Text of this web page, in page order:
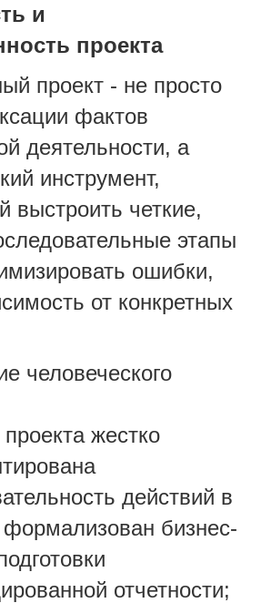
и
проекта
проект - не просто
фактов
деятельности, а
инструмент,
выстроить четкие,
этапы
ошибки,
от конкретных
человеческого
жестко
действий в
бизнес-
отчетности;